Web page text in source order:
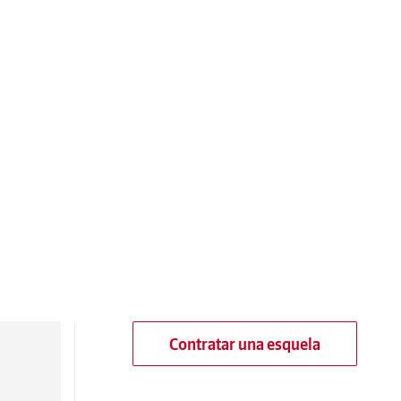
Contratar una esquela